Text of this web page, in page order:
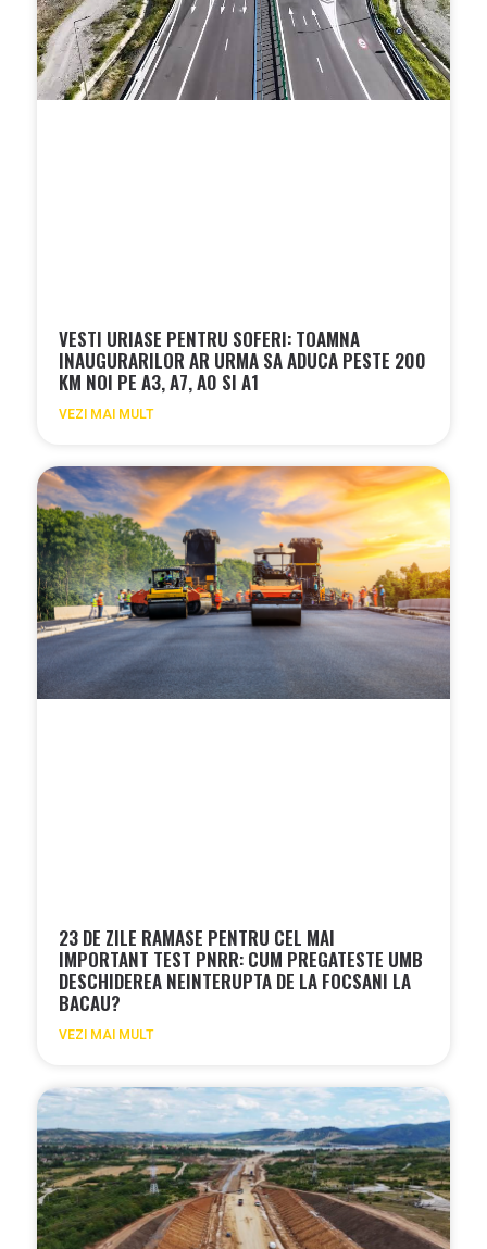
VESTI URIASE PENTRU SOFERI: TOAMNA
INAUGURARILOR AR URMA SA ADUCA PESTE 200
KM NOI PE A3, A7, A0 SI A1
VEZI MAI MULT
23 DE ZILE RAMASE PENTRU CEL MAI
IMPORTANT TEST PNRR: CUM PREGATESTE UMB
DESCHIDEREA NEINTERUPTA DE LA FOCSANI LA
BACAU?
VEZI MAI MULT